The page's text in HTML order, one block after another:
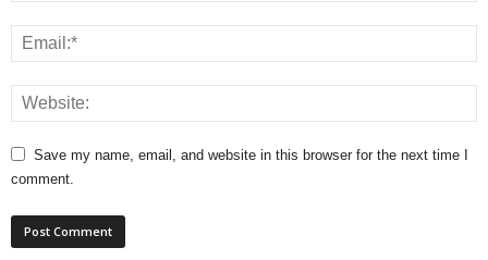
Save my name, email, and website in this browser for the next time I
comment.